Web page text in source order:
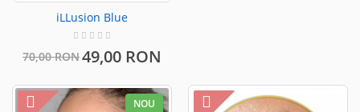
iLLusion Blue
70,00 RON49,00 RON
NOU